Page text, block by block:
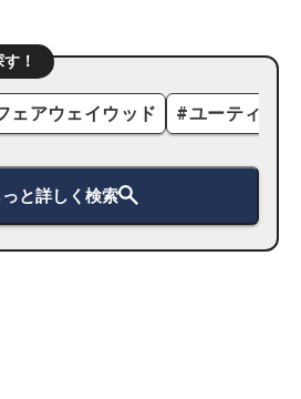
！
ェアウェイウッド #ユーティリ
っと詳しく検索